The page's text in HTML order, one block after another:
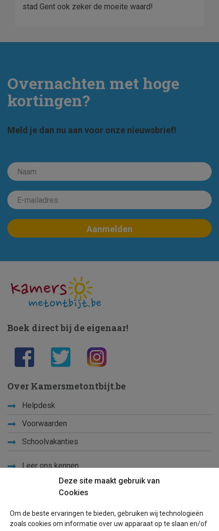
stad Gent ook zeker de moeite waard!
Overnachten met hoge
kortingen?
Meld je dan nu aan voor onze nieuwsbrief!
Deze site maakt gebruik van
Cookies
Om de beste ervaringen te bieden, gebruiken wij technologieën
zoals cookies om informatie over uw apparaat op te slaan en/of
Boek direct bij de eigenaar!
Over Kamersmetontbijt.be
Helpdesk
Voorwaarden
Schoolvakanties
Leer ons kennen
Sitemap